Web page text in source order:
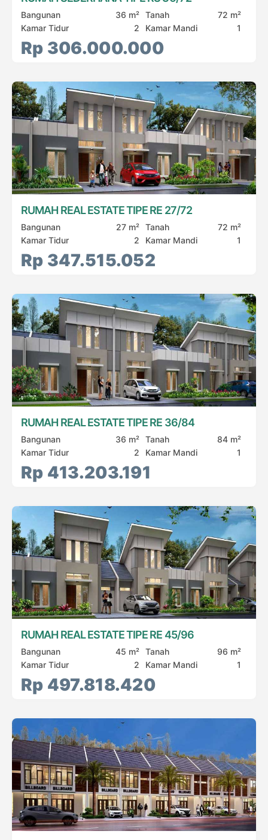
Bangunan 36 m² Tanah
72 m²
Kamar Tidur
2 Kamar Mandi 1
Rp 306.000.000
RUMAH REAL ESTATE TIPE RE 27/72
Bangunan 27 m² Tanah
72 m²
Kamar Tidur
2 Kamar Mandi 1
Rp 347.515.052
RUMAH REAL ESTATE TIPE RE 36/84
Bangunan 36 m² Tanah
84 m²
Kamar Tidur
2 Kamar Mandi 1
Rp 413.203.191
RUMAH REAL ESTATE TIPE RE 45/96
Bangunan 45 m² Tanah
96 m²
Kamar Tidur
2 Kamar Mandi 1
Rp 497.818.420